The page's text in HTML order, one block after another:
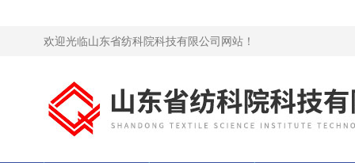
欢迎光临山东省纺科院科技有限公司网站！